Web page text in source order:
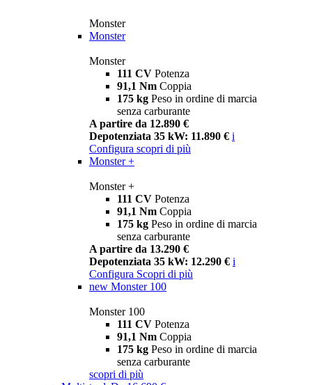
Monster
Monster
Monster
111 CV Potenza
91,1 Nm Coppia
175 kg Peso in ordine di marcia
senza carburante
A partire da 12.890 €
Depotenziata 35 kW: 11.890 € i
Configura scopri di più
Monster +
Monster +
111 CV Potenza
91,1 Nm Coppia
175 kg Peso in ordine di marcia
senza carburante
A partire da 13.290 €
Depotenziata 35 kW: 12.290 € i
Configura Scopri di più
new Monster 100
Monster 100
111 CV Potenza
91,1 Nm Coppia
175 kg Peso in ordine di marcia
senza carburante
scopri di più